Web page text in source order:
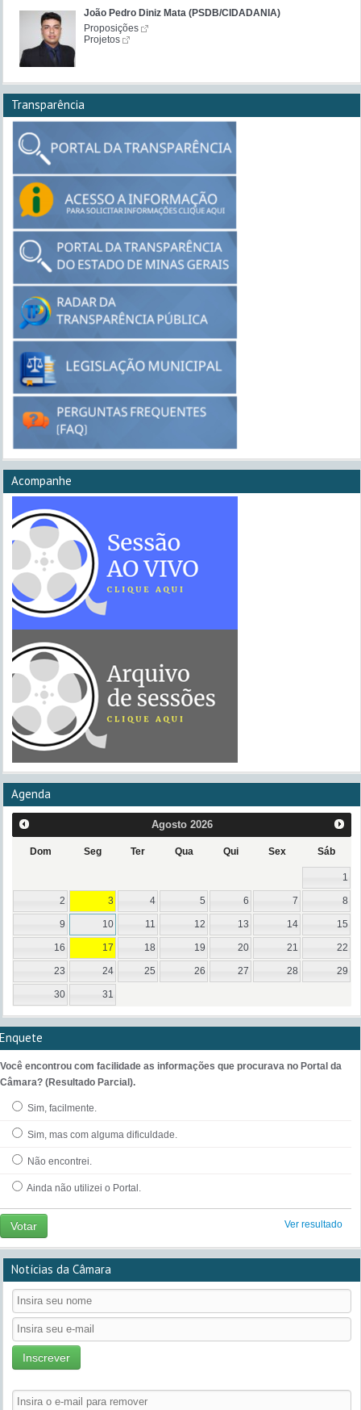
João Pedro Diniz Mata (PSDB/CIDADANIA)
Proposições
Projetos
Acompanhe
Transparência
Agenda
Agosto 2026
Dom Seg Ter Qua Qui Sex Sáb
1
2 3 4 5 6 7 8
9 10 11 12 13 14 15
16 17 18 19 20 21 22
23 24 25 26 27 28 29
30 31
Enquete
Você encontrou com facilidade as informações que procurava no Portal da
Câmara? (Resultado Parcial).
Sim, facilmente.
Sim, mas com alguma dificuldade.
Não encontrei.
Ainda não utilizei o Portal.
Votar Ver resultado
Notícias da Câmara
Inscrever